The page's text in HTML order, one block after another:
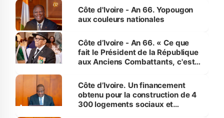
l'Etat de droit pour préserver les
vies humaines »
Côte d'Ivoire - An 66. Yopougon
aux couleurs nationales
Côte d’Ivoire - An 66. « Ce que
fait le Président de la République
aux Anciens Combattants, c'est
Côte d’Ivoire. Un financement
obtenu pour la construction de 4
300 logements sociaux et